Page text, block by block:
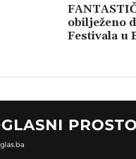
obilježeno
Festivala u